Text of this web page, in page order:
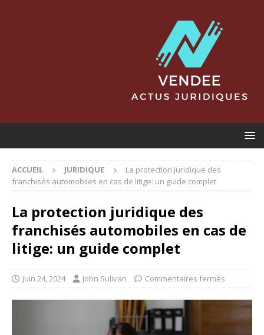
ACCUEIL JURIDIQUE
La protection juridique des
franchisés automobiles en cas de litige: un guide complet
La protection juridique des
franchisés automobiles en cas de
litige: un guide complet
juin 24, 2024 John Sulivan Commentaires fermés